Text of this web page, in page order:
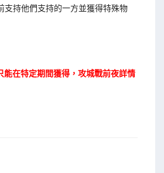
支持他們支持的一方並獲得特殊物
在特定期間獲得，攻城戰前夜詳情